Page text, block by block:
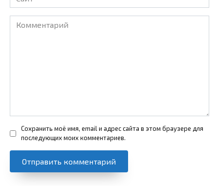
Комментарий
Сохранить моё имя, email и адрес сайта в этом браузере для
последующих моих комментариев.